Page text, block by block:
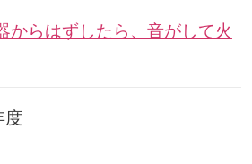
からはずしたら、音がして火
度